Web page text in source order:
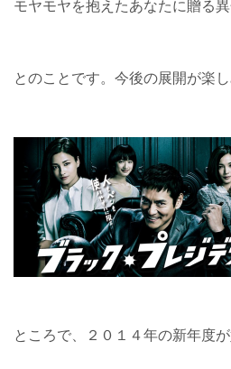
モヤモヤを抱えたあなたに贈る
とのことです。今後の展開が楽し
ところで、２０１４年の新年度